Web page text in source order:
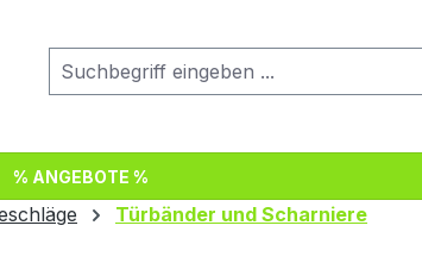
% ANGEBOTE %
Türbänder und Scharniere